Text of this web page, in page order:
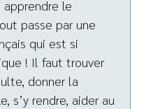
le
passe par une
qui est si
! Il faut trouver
donner la
s’y rendre, aider au